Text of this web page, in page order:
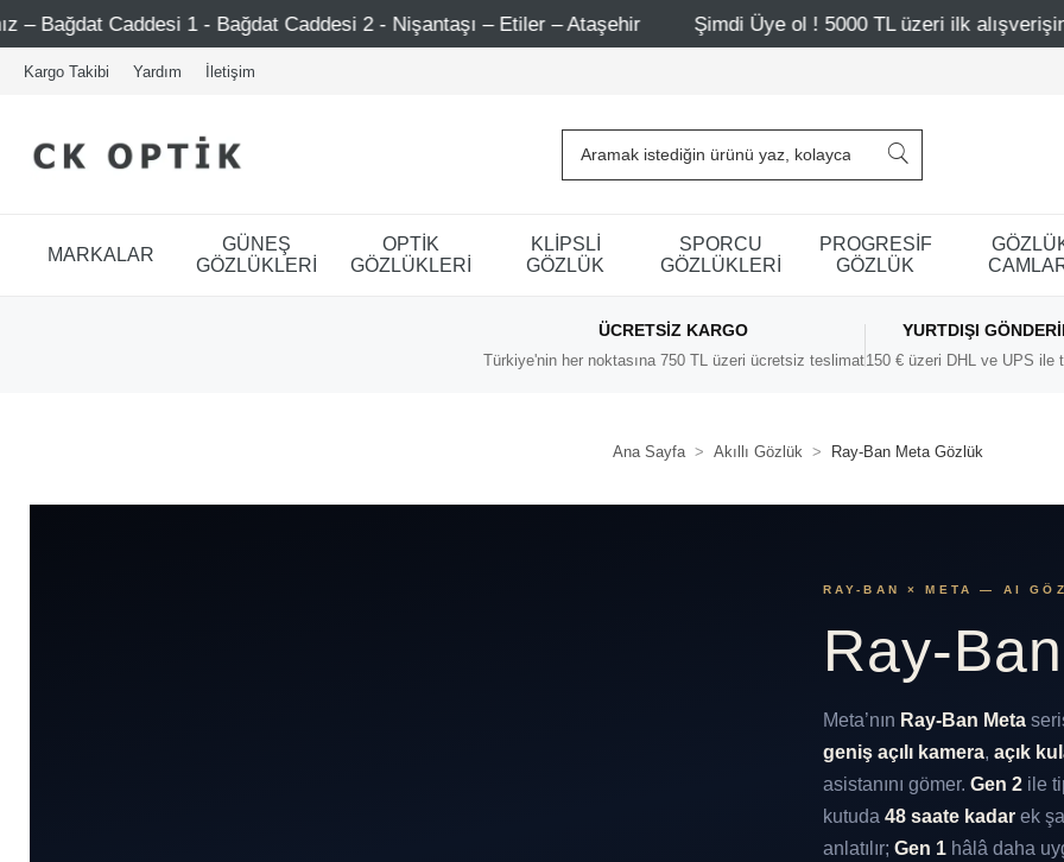
1 - Bağdat Caddesi 2 - Nişantaşı – Etiler – Ataşehir Şimdi Üye ol ! 5000 TL üzeri ilk alışverişinde 500 TL
Kargo Takibi Yardım İletişim
MARKALAR
GÜNEŞ
GÖZLÜKLERİ
OPTİK
GÖZLÜKLERİ
KLİPSLİ
GÖZLÜK
SPORCU
GÖZLÜKLERİ
PROGRESİF
GÖZLÜK
ÜCRETSIZ KARGO
Türkiye'nin her noktasına 750 TL üzeri ücretsiz teslimat
YURTDIŞI
150 € üzeri DHL ve UPS ile
Ana Sayfa Akıllı Gözlük Ray-Ban Meta Gözlük
RAY-BAN × META — AI
Ray-
Meta’nın Ray-Ban Meta
geniş açılı kamera, açık
asistanını gömer. Gen 2ile
kutuda 48 saate kadarek
anlatılır; Gen 1hâlâ daha